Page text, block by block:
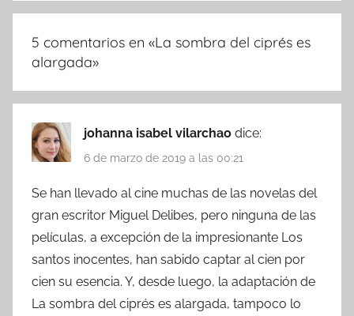
5 comentarios en «La sombra del ciprés es
alargada»
johanna isabel vilarchao dice:
6 de marzo de 2019 a las 00:21
Se han llevado al cine muchas de las novelas del
gran escritor Miguel Delibes, pero ninguna de las
películas, a excepción de la impresionante Los
santos inocentes, han sabido captar al cien por
cien su esencia. Y, desde luego, la adaptación de
La sombra del ciprés es alargada, tampoco lo